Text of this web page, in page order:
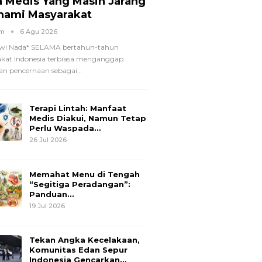
Masyarakat
6 Agu 2026
Nada* SELAMA bertahun-tahun
Indonesia terbiasa menganggap
pencernaan sebagai…
Terapi Lintah: Manfaat
Medis Diakui, Namun Tetap
Perlu Waspada…
26 Jul 2026
Memahat Menu di Tengah
“Segitiga Peradangan”:
Panduan…
19 Jul 2026
Tekan Angka Kecelakaan,
Komunitas Edan Sepur
Indonesia Gencarkan…